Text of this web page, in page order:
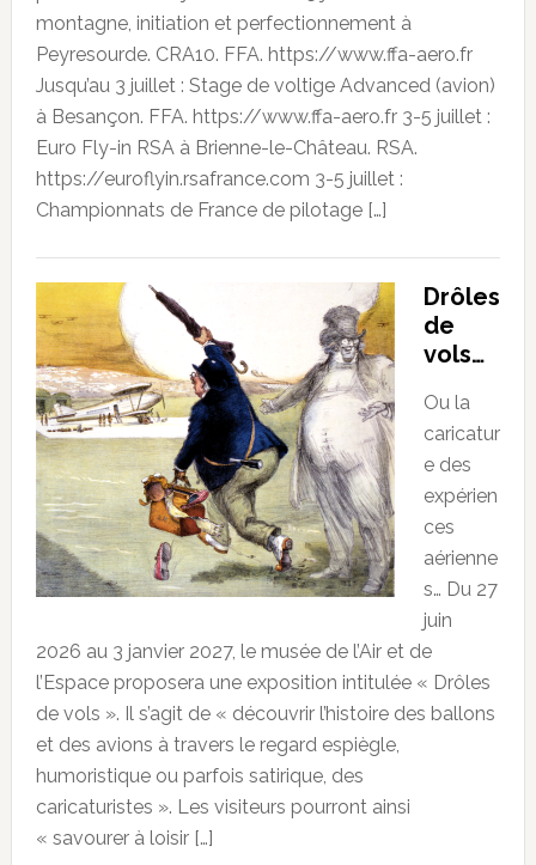
montagne, initiation et perfectionnement à
Peyresourde. CRA10. FFA. https://www.ffa-aero.fr
Jusqu’au 3 juillet : Stage de voltige Advanced (avion)
à Besançon. FFA. https://www.ffa-aero.fr 3-5 juillet :
Euro Fly-in RSA à Brienne-le-Château. RSA.
https://euroflyin.rsafrance.com 3-5 juillet :
Championnats de France de pilotage […]
Drôles
de
vols…
Ou la
caricatur
e des
expérien
ces
aérienne
s… Du 27
juin
2026 au 3 janvier 2027, le musée de l’Air et de
l’Espace proposera une exposition intitulée « Drôles
de vols ». Il s’agit de « découvrir l’histoire des ballons
et des avions à travers le regard espiègle,
humoristique ou parfois satirique, des
caricaturistes ». Les visiteurs pourront ainsi
« savourer à loisir […]